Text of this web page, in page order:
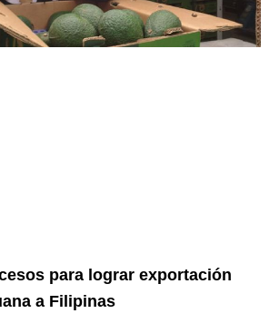
para lograr exportación
a Filipinas